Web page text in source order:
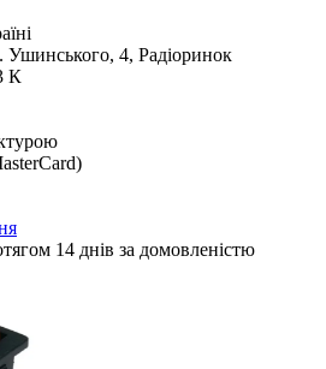
Ушинського, 4, Радіоринок
К
14 днів за домовленістю